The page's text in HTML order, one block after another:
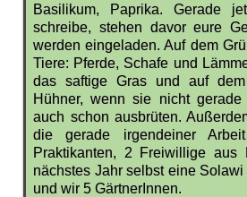
Basilikum, Paprika. Gerade
schreibe, stehen davor eure
werden eingeladen. Auf dem
Tiere: Pferde, Schafe und
das saftige Gras und auf
Hühner, wenn sie nicht
auch schon ausbrüten.
die gerade irgendeiner
Praktikanten, 2 Freiwillige aus
nächstes Jahr selbst eine
und wir 5 GärtnerInnen.